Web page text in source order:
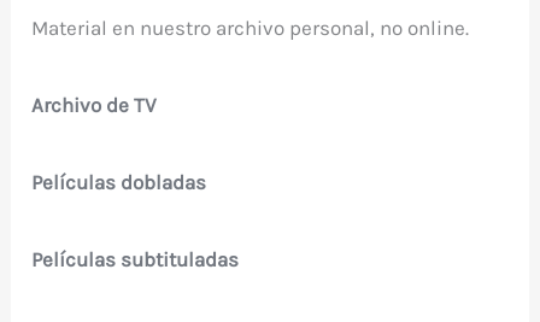
Material en nuestro archivo personal, no online.
Archivo de TV
Películas dobladas
Películas subtituladas